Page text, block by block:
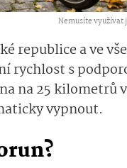
Nemusíte využívat
republice a ve
rychlost s
na 25 kilometrů
vypnout.